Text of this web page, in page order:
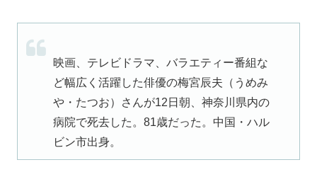
映画、テレビドラマ、バラエティー番組な
ど幅広く活躍した俳優の梅宮辰夫（うめみ
や・たつお）さんが12日朝、神奈川県内の
病院で死去した。81歳だった。中国・ハル
ビン市出身。